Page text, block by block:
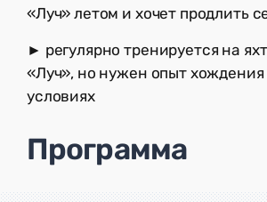
«Луч» летом и хочет продлить
► регулярно тренируется на
«Луч», но нужен опыт хождения
условиях
Программа